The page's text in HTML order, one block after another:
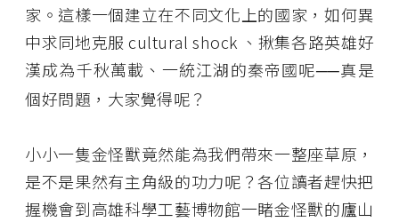
家。這樣一個建立在不同文化上的國家，如何異
中求同地克服 cultural shock 、揪集各路英雄好
漢成為千秋萬載、一統江湖的秦帝國呢──真是
個好問題，大家覺得呢？
小小一隻金怪獸竟然能為我們帶來一整座草原，
是不是果然有主角級的功力呢？各位讀者趕快把
握機會到高雄科學工藝博物館一睹金怪獸的廬山